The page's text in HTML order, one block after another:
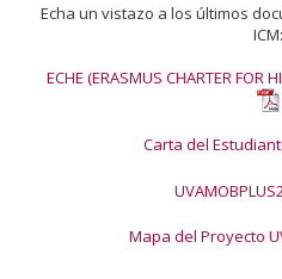
Echa un vistazo a los últimos
ICM:
ECHE (ERASMUS CHARTER FOR
Carta del
Mapa del Proyecto